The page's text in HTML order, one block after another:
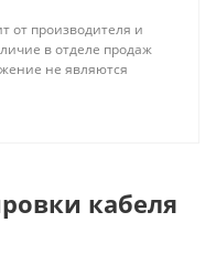
от производителя и
в отделе продаж
не являются
кабеля